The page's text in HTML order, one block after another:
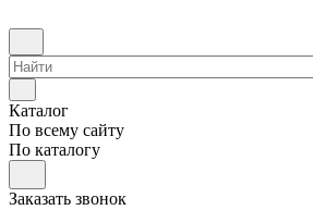
Каталог
По всему сайту
По каталогу
Заказать звонок